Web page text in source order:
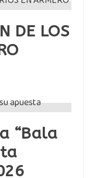
DE LOS
“Bala